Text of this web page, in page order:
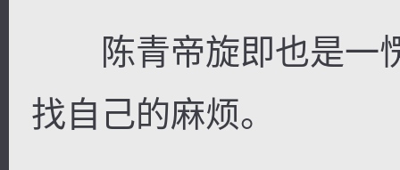
陈青帝旋即也是一
找自己的麻烦。